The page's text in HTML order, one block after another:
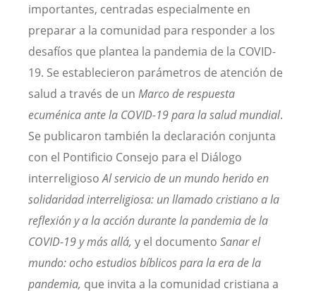
importantes, centradas especialmente en
preparar a la comunidad para responder a los
desafíos que plantea la pandemia de la COVID-
19. Se establecieron parámetros de atención de
salud a través de un Marco de respuesta
ecuménica ante la COVID-19 para la salud mundial.
Se publicaron también la declaración conjunta
con el Pontificio Consejo para el Diálogo
interreligiosoAl servicio de un mundo herido en
solidaridad interreligiosa: un llamado cristiano a la
reflexión y a la acción durante la pandemia de la
COVID-19 y más allá, y el documento Sanar el
mundo: ocho estudios bíblicos para la era de la
pandemia, que invita a la comunidad cristiana a